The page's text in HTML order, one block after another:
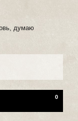
думаю
0